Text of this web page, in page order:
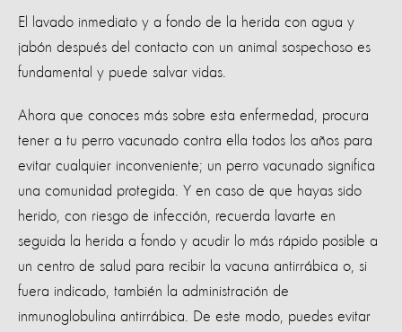
El lavado inmediato y a fondo de la herida con agua y
jabón después del contacto con un animal sospechoso es
fundamental y puede salvar vidas.
Ahora que conoces más sobre esta enfermedad, procura
tener a tu perro vacunado contra ella todos los años para
evitar cualquier inconveniente; un perro vacunado significa
una comunidad protegida. Y en caso de que hayas sido
herido, con riesgo de infección, recuerda lavarte en
seguida la herida a fondo y acudir lo más rápido posible a
un centro de salud para recibir la vacuna antirrábica o, si
fuera indicado, también la administración de
inmunoglobulina antirrábica. De este modo, puedes evitar